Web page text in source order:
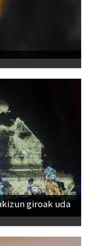
giroak uda